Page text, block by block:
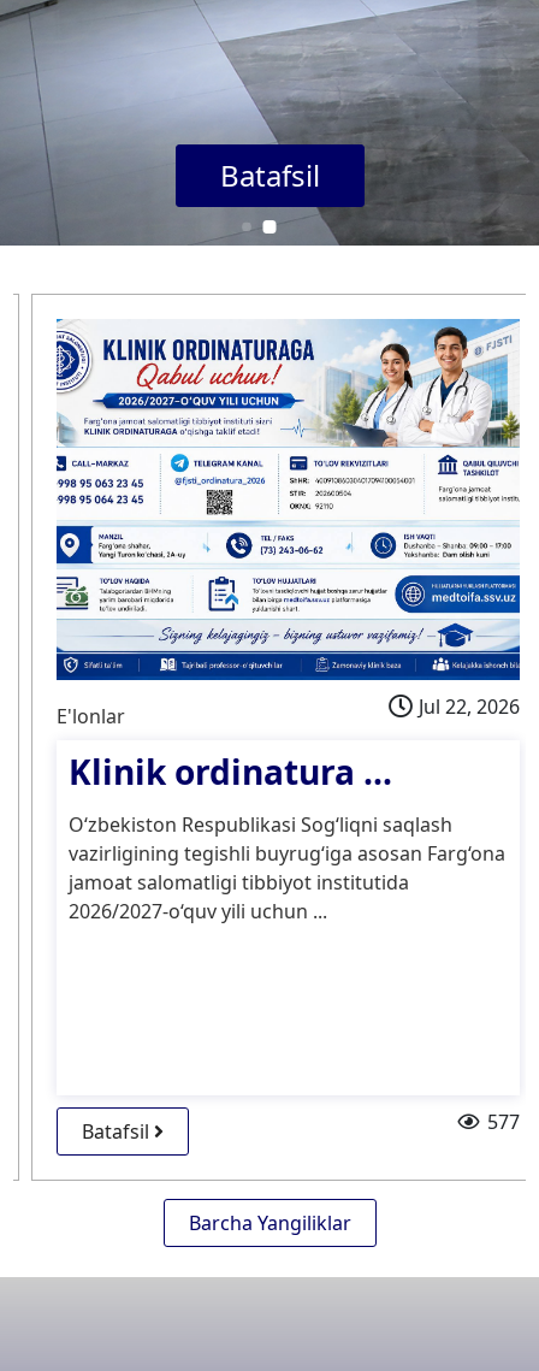
Batafsil
E'lonlar Jul 22, 2026
Klinik ordinatura ...
O‘zbekiston Respublikasi Sog‘liqni saqlash
vazirligining tegishli buyrug‘iga asosan Farg‘ona
jamoat salomatligi tibbiyot institutida
2026/2027-o‘quv yili uchun ...
Batafsil 577
Barcha Yangiliklar